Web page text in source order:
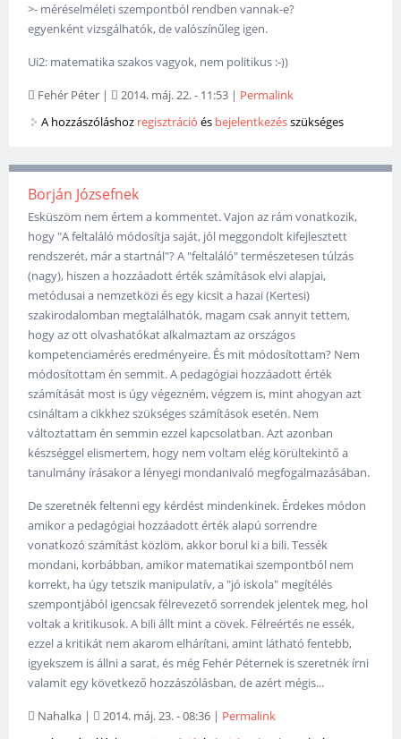
>- méréselméleti szempontból rendben vannak-e?
egyenként vizsgálhatók, de valószínűleg igen.
Ui2: matematika szakos vagyok, nem politikus :-))
Fehér Péter | 2014. máj. 22. - 11:53 | Permalink
A hozzászóláshoz regisztráció és bejelentkezésszükséges
Borján Józsefnek
Esküszöm nem értem a kommentet. Vajon az rám vonatkozik,
hogy "A feltaláló módosítja saját, jól meggondolt kifejlesztett
rendszerét, már a startnál"? A "feltaláló" természetesen túlzás
(nagy), hiszen a hozzáadott érték számítások elvi alapjai,
metódusai a nemzetközi és egy kicsit a hazai (Kertesi)
szakirodalomban megtalálhatók, magam csak annyit tettem,
hogy az ott olvashatókat alkalmaztam az országos
kompetenciamérés eredményeire. És mit módosítottam? Nem
módosítottam én semmit. A pedagógiai hozzáadott érték
számítását most is úgy végezném, végzem is, mint ahogyan azt
csináltam a cikkhez szükséges számítások esetén. Nem
változtattam én semmin ezzel kapcsolatban. Azt azonban
készséggel elismertem, hogy nem voltam elég körültekintő a
tanulmány írásakor a lényegi mondanivaló megfogalmazásában.
De szeretnék feltenni egy kérdést mindenkinek. Érdekes módon
amikor a pedagógiai hozzáadott érték alapú sorrendre
vonatkozó számítást közlöm, akkor borul ki a bili. Tessék
mondani, korbábban, amikor matematikai szempontból nem
korrekt, ha úgy tetszik manipulatív, a "jó iskola" megítélés
szempontjából igencsak félrevezető sorrendek jelentek meg, hol
voltak a kritikusok. A bili állt mint a cövek. Félreértés ne essék,
ezzel a kritikát nem akarom elhárítani, amint látható fentebb,
igyekszem is állni a sarat, és még Fehér Péternek is szeretnék írni
valamit egy következő hozzászólásban, de azért mégis...
Nahalka | 2014. máj. 23. - 08:36 | Permalink